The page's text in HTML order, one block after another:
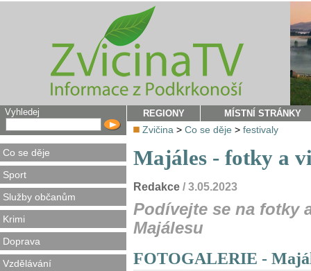
Vyhledej
Co se děje
Sport
Služby občanům
Krimi
Doprava
Vzdělávání
REGIONY MÍSTNÍ STRÁNKY
Zvičina > Co se děje > festivaly
Majáles - fotky a
Redakce / 3.05.2023
Podívejte se na fotky
Majálesu
FOTOGALERIE -